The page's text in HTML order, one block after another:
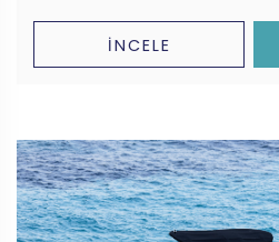
İNCELE